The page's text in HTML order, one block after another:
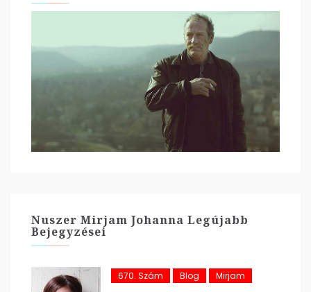
Nuszer Mirjam Johanna Legújabb
Bejegyzései
670. Szám Blog Mirjam